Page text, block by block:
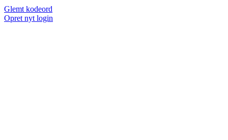
Glemt kodeord
Opret nyt login